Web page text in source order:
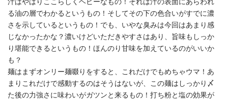
る油の層でわかるというもの！そしてその下の色合いがすでに濃
さを示しているというもの！でも、いやな臭みは今回はあまり感
じなかったかな？濃いけどいただきやすさはあり、旨味もしっか
り堪能できるというもの！ほんのり甘味を加えているのがいいか
も？
麺はまずオンリー麺啜りをすると、これだけでもめちゃウマ！あ
まりこれだけで感動するのはそうはないが、この麺はしっかり〆
た後の力強さに味わいがガツンと来るもの！打ち粉と塩の効果が